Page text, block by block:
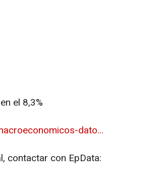
el 8,3%
dato...
contactar con EpData: